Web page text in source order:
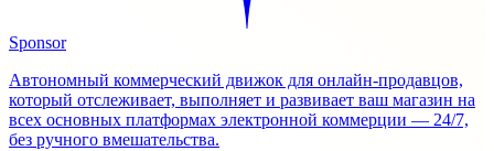
Sponsor
Автономный коммерческий движок для онлайн-продавцов,
который отслеживает, выполняет и развивает ваш магазин на
всех основных платформах электронной коммерции — 24/7,
без ручного вмешательства.